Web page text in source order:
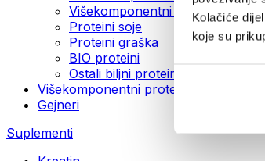
Kolačiće
koje su
Višekomponentni veganski
Proteini soje
Proteini graška
BIO proteini
Ostali biljni proteini
Višekomponentni proteini
Gejneri
Suplementi